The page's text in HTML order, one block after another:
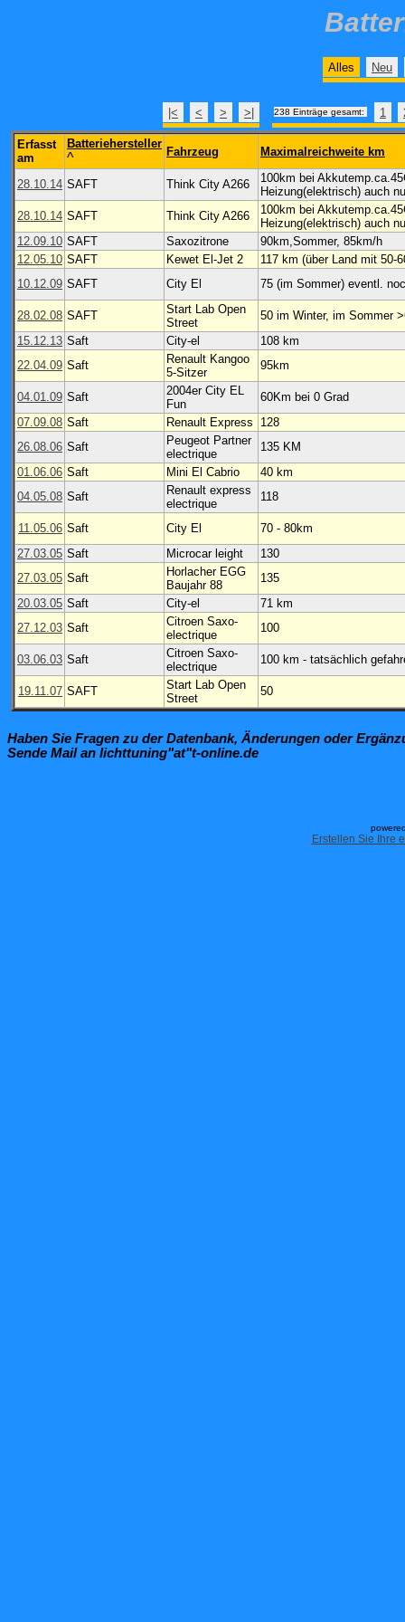
Alles Neu
|< < > >| 238 Einträge gesamt: 1
Erfasst
am
Batteriehersteller
^ Fahrzeug Maximalreichweite km
28.10.14 SAFT Think City A266
100km bei
Heizung(elektrisch) auch
28.10.14 SAFT Think City A266
100km bei
Heizung(elektrisch) auch
12.09.10 SAFT Saxozitrone
90km,Sommer, 85km/h
12.05.10 SAFT Kewet El-Jet 2
117 km (über Land mit 50-
10.12.09 SAFT City El 75 (im Sommer) eventl.
28.02.08 SAFT
Start Lab Open
Street
50 im Winter, im Sommer
15.12.13 Saft City-el
108 km
22.04.09 Saft
Renault Kangoo
5-Sitzer
95km
04.01.09 Saft
2004er City EL
Fun
60Km bei 0 Grad
07.09.08 Saft Renault Express
128
26.08.06 Saft
Peugeot Partner
electrique
135 KM
01.06.06 Saft Mini El Cabrio
40 km
04.05.08 Saft
Renault express
electrique
118
11.05.06 Saft City El
70 - 80km
27.03.05 Saft Microcar leight
130
27.03.05 Saft
Horlacher EGG
Baujahr 88
135
20.03.05 Saft City-el
71 km
27.12.03 Saft
Citroen Saxo-
electrique
100
03.06.03 Saft
Citroen Saxo-
electrique
100 km - tatsächlich
19.11.07 SAFT
Start Lab Open
Street
50
Haben Sie Fragen zu der Datenbank, Änderungen oder
Sende Mail an lichttuning"at"t-online.de
Erstellen Sie Ihre